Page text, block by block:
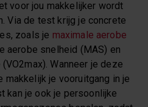
voor jou makkelijker wordt
Via de test krijg je concrete
zoals je maximale aerobe
aerobe snelheid (MAS) en
Wanneer je deze
je vooruitgang in je
kan je ook je persoonlijke